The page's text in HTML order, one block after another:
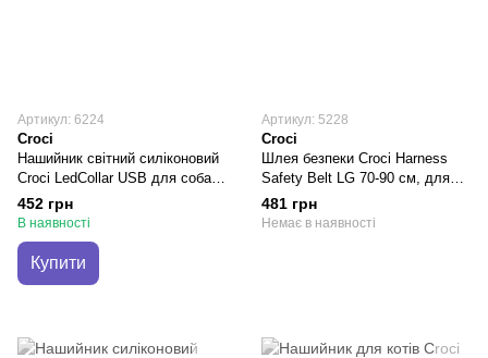
Артикул: 6224
Croci
Нашийник світний силіконовий
Croci LedCollar USB для собак,
зелений, 40 см (C5158678)
452 грн
В наявності
Купити
Артикул: 5228
Croci
Шлея безпеки Croci Harness
Safety Belt LG 70-90 см, для
собак в машину, чорна,
(C5001292)
481 грн
Немає в наявності